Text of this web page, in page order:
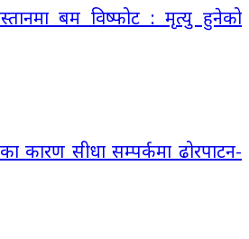
बम विष्फोट : मृत्यु हुनेको
कारण सीधा सम्पर्कमा ढोरपाटन-